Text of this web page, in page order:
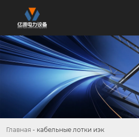
Главная - кабельные лотки иэк